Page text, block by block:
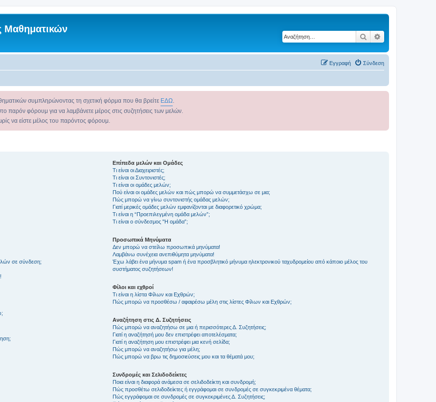
Μαθηματικών
Αναζήτηση
Σύνδεση
Εγγραφή
συμπληρώνοντας τη σχετική φόρμα που θα βρείτε ΕΔΩ
παρόν φόρουμ για να λαμβάνετε μέρος στις συζητήσεις των μελών.
να είστε μέλος του παρόντος φόρουμ.
σε σύνδεση;
Επίπεδα μελών και Ομάδες
Τι είναι οι Διαχειριστές;
Τι είναι οι Συντονιστές;
Τι είναι οι ομάδες μελών;
Πού είναι οι ομάδες μελών και πώς μπορώ να συμμετάσχω σε μια;
Πώς μπορώ να γίνω συντονιστής ομάδας μελών;
Γιατί μερικές ομάδες μελών εμφανίζονται με διαφορετικό χρώμα;
Τι είναι η “Προεπιλεγμένη ομάδα μελών”;
Τι είναι ο σύνδεσμος "Η ομάδα”;
Προσωπικά Μηνύματα
Δεν μπορώ να στείλω προσωπικά μηνύματα!
Λαμβάνω συνέχεια ανεπιθύμητα μηνύματα!
Έχω λάβει ένα μήνυμα spam ή ένα προσβλητικό μήνυμα ηλεκτρονικού ταχυδρομείου από κάποιο μέλος του
συστήματος συζητήσεων!
Φίλοι και εχθροί
Τι είναι η λίστα Φίλων και Εχθρών;
Πώς μπορώ να προσθέσω / αφαιρέσω μέλη στις λίστες Φίλων και Εχθρών;
Αναζήτηση στις Δ. Συζητήσεις
Πώς μπορώ να αναζητήσω σε μια ή περισσότερες Δ. Συζητήσεις;
Γιατί η αναζήτησή μου δεν επιστρέφει αποτελέσματα;
Γιατί η αναζήτηση μου επιστρέφει μια κενή σελίδα;
Πώς μπορώ να αναζητήσω για μέλη;
Πώς μπορώ να βρω τις δημοσιεύσεις μου και τα θέματά μου;
Συνδρομές και Σελιδοδείκτες
Ποια είναι η διαφορά ανάμεσα σε σελιδοδείκτη και συνδρομή;
Πώς προσθέτω σελιδοδείκτες ή εγγράφομαι σε συνδρομές σε συγκεκριμένα θέματα;
Πώς εγγράφομαι σε συνδρομές σε συγκεκριμένες Δ. Συζητήσεις;